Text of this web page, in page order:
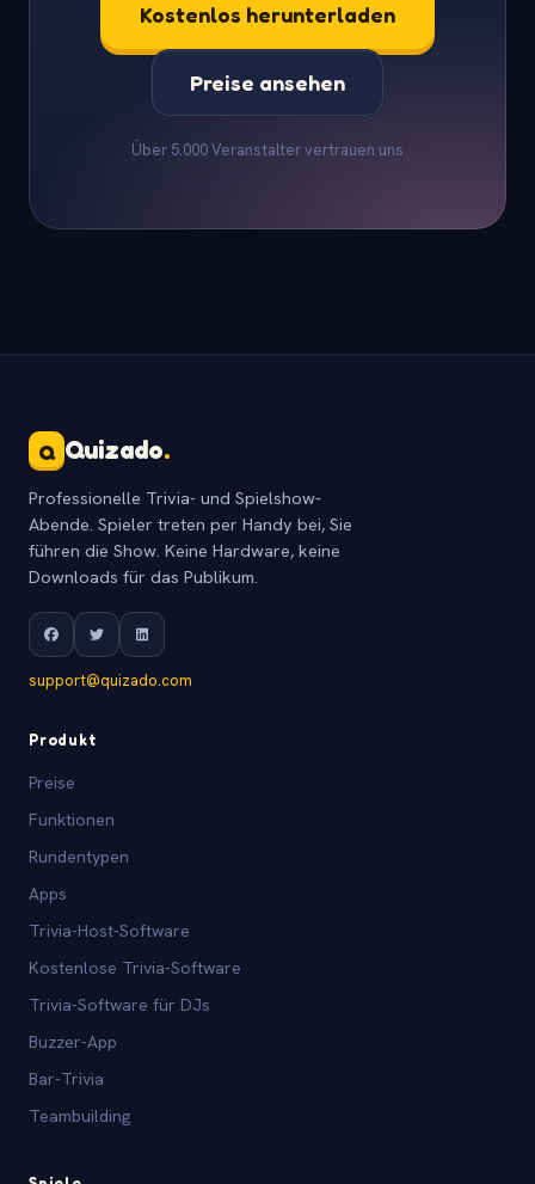
Kostenlos herunterladen
Preise ansehen
Über 5.000 Veranstalter vertrauen uns
Q Quizado.
Professionelle Trivia- und Spielshow-
Abende. Spieler treten per Handy bei, Sie
führen die Show. Keine Hardware, keine
Downloads für das Publikum.
support@quizado.com
Produkt
Preise
Funktionen
Rundentypen
Apps
Trivia-Host-Software
Kostenlose Trivia-Software
Trivia-Software für DJs
Buzzer-App
Bar-Trivia
Teambuilding